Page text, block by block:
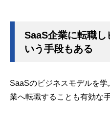
SaaS企業に転職し
いう手段もある
SaaSのビジネスモデルを
業へ転職することも有効な